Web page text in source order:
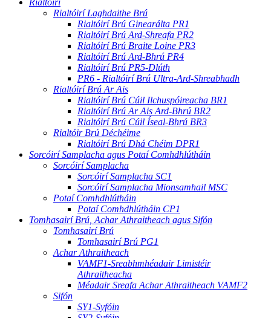
Rialtóirí
Rialtóirí Laghdaithe Brú
Rialtóirí Brú Ginearálta PR1
Rialtóirí Brú Ard-Shreafa PR2
Rialtóirí Brú Braite Loine PR3
Rialtóirí Brú Ard-Bhrú PR4
Rialtóirí Brú PR5-Dlúth
PR6 - Rialtóirí Brú Ultra-Ard-Shreabhadh
Rialtóirí Brú Ar Ais
Rialtóirí Brú Cúil Ilchuspóireacha BR1
Rialtóirí Brú Ar Ais Ard-Bhrú BR2
Rialtóirí Brú Cúil Íseal-Bhrú BR3
Rialtóir Brú Déchéime
Rialtóirí Brú Dhá Chéim DPR1
Sorcóirí Samplacha agus Potaí Comhdhlútháin
Sorcóirí Samplacha
Sorcóirí Samplacha SC1
Sorcóirí Samplacha Mionsamhail MSC
Potaí Comhdhlútháin
Potaí Comhdhlútháin CP1
Tomhasairí Brú, Achar Athraitheach agus Sifón
Tomhasairí Brú
Tomhasairí Brú PG1
Achar Athraitheach
VAMF1-Sreabhmhéadair Limistéir
Athraitheacha
Méadair Sreafa Achar Athraitheach VAMF2
Sifón
SY1-Syfóin